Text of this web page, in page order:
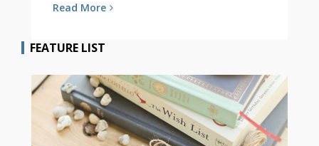
Read More
FEATURE LIST